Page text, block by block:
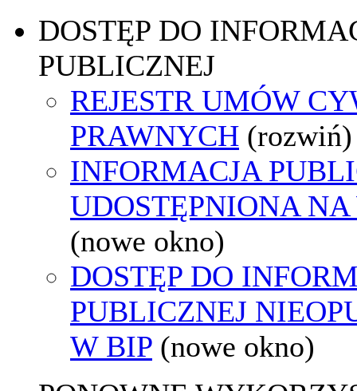
DOSTĘP DO
PUBLICZNEJ
REJESTR UMÓW
PRAWNYCH (rozwiń)
INFORMACJA
UDOSTĘPNIONA
(nowe okno)
DOSTĘP DO
PUBLICZNEJ
W BIP (nowe okno)